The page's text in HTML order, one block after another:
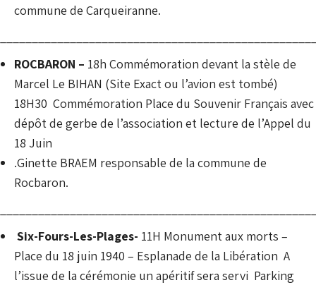
commune de Carqueiranne.
ROCBARON – 18h Commémoration devant la stèle de
Marcel Le BIHAN (Site Exact ou l’avion est tombé)
18H30 Commémoration Place du Souvenir Français avec
dépôt de gerbe de l’association et lecture de l’Appel du
18 Juin
.Ginette BRAEM responsable de la commune de
Rocbaron.
Six-Fours-Les-Plages- 11H Monument aux morts –
Place du 18 juin 1940 – Esplanade de la Libération A
l’issue de la cérémonie un apéritif sera servi Parking